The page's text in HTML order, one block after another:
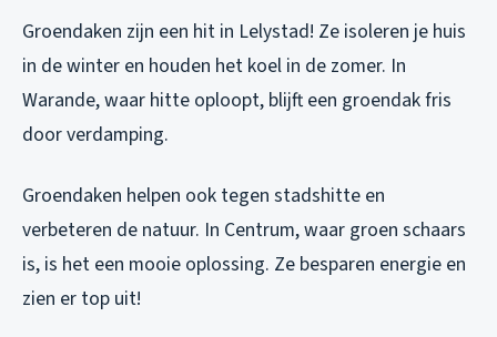
Groendaken zijn een hit in Lelystad! Ze isoleren je huis
in de winter en houden het koel in de zomer. In
Warande, waar hitte oploopt, blijft een groendak fris
door verdamping.
Groendaken helpen ook tegen stadshitte en
verbeteren de natuur. In Centrum, waar groen schaars
is, is het een mooie oplossing. Ze besparen energie en
zien er top uit!